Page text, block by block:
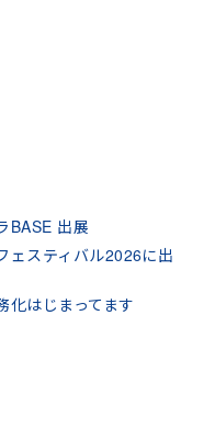
BASE 出展
ェスティバル2026に出
化はじまってます